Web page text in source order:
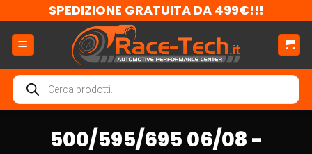
ai
contenuti
SPEDIZIONE GRATUITA DA 499€!!!
Ricerca
prodotti
500/595/695 06/08 -